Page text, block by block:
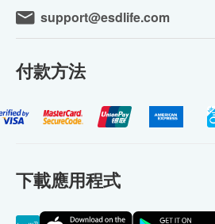
support@esdlife.com
付款方法
下載應用程式